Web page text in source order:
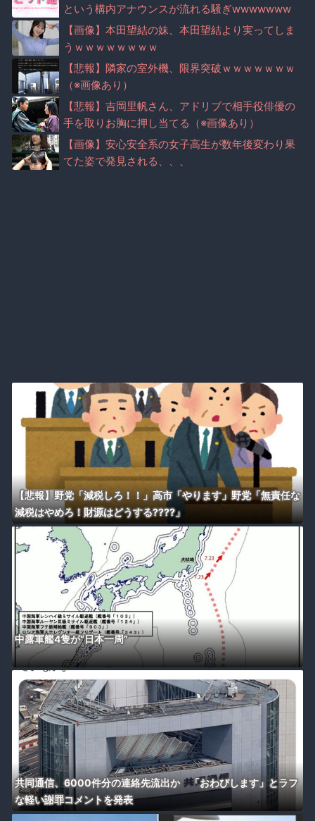
という構内アナウンスが流れる騒ぎwwwwwww
ww
【画像】本田望結の妹、本田望結より実ってしま
うｗｗｗｗｗｗｗｗ
【悲報】隣家の室外機、限界突破ｗｗｗｗｗｗｗ
（※画像あり）
【悲報】吉岡里帆さん、アドリブで相手役俳優の
手を取りお胸に押し当てる（※画像あり）
【画像】安心安全系の女子高生が数年後変わり果
てた姿で発見される、、、
【悲報】野党「減税しろ！！」高市「やります」野党「無責任な
減税はやめろ！財源はどうする????」
中露軍艦4隻が“日本一周”
共同通信、6000件分の連絡先流出か 「おわびします」とラフ
な軽い謝罪コメントを発表